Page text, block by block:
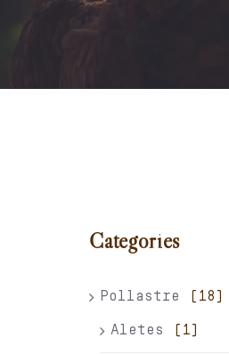
Categories
Pollastre (18)
Aletes (1)